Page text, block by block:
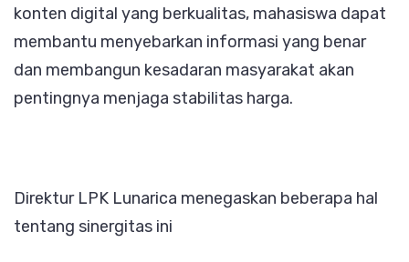
konten digital yang berkualitas, mahasiswa dapat
membantu menyebarkan informasi yang benar
dan membangun kesadaran masyarakat akan
pentingnya menjaga stabilitas harga.
Direktur LPK Lunarica menegaskan beberapa hal
tentang sinergitas ini